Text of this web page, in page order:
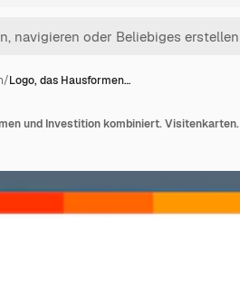
/Logo, das Hausformen…
und Investition kombiniert. Visitenkarten.